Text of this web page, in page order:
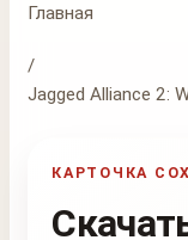
Главная
/
Jagged Alliance 2:
КАРТОЧКА